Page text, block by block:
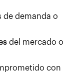
de demanda o
del mercado o
con